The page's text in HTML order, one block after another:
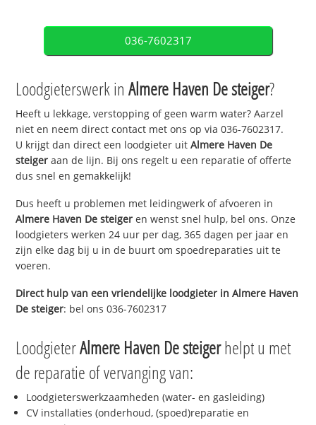
036-7602317
Loodgieterswerk inAlmere Haven De steiger?
Heeft u lekkage, verstopping of geen warm water? Aarzel
niet en neem direct contact met ons op via 036-7602317.
U krijgt dan direct een loodgieter uitAlmere Haven De
steiger aan de lijn. Bij ons regelt u een reparatie of offerte
dus snel en gemakkelijk!
Dus heeft u problemen met leidingwerk of afvoeren in
Almere Haven De steiger en wenst snel hulp, bel ons. Onze
loodgieters werken 24 uur per dag, 365 dagen per jaar en
zijn elke dag bij u in de buurt om spoedreparaties uit te
voeren.
Direct hulp van een vriendelijke loodgieter inAlmere Haven
De steiger: bel ons 036-7602317
LoodgieterAlmere Haven De steigerhelpt u met
de reparatie of vervanging van:
Loodgieterswerkzaamheden (water- en gasleiding)
CV installaties (onderhoud, (spoed)reparatie en